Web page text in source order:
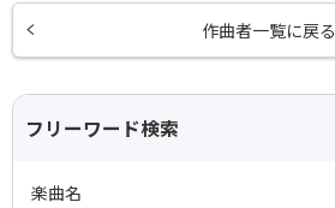
作曲者一覧に戻る
フリーワード検索
楽曲名